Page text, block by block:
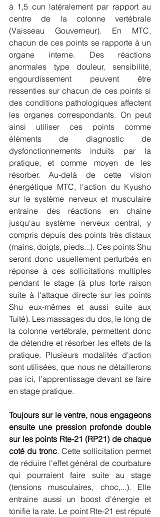
à 1,5 cun latéralement par rapport au
centre de la colonne vertébrale
(Vaisseau Gouverneur). En MTC,
chacun de ces points se rapporte à un
organe interne. Des réactions
anormales type douleur, sensibilité,
engourdissement peuvent être
ressenties sur chacun de ces points si
des conditions pathologiques affectent
les organes correspondants. On peut
ainsi utiliser ces points comme
éléments de diagnostic de
dysfonctionnements induits par la
pratique, et comme moyen de les
résorber. Au-delà de cette vision
énergétique MTC, l'action du Kyusho
sur le système nerveux et musculaire
entraine des réactions en chaine
jusqu'au système nerveux central, y
compris depuis des points très distaux
(mains, doigts, pieds...). Ces points Shu
seront donc usuellement perturbés en
réponse à ces sollicitations multiples
pendant le stage (à plus forte raison
suite à l'attaque directe sur les points
Shu eux-mêmes et aussi suite aux
Tuité). Les massages du dos, le long de
la colonne vertébrale, permettent donc
de détendre et résorber les effets de la
pratique. Plusieurs modalités d'action
sont utilisées, que nous ne détaillerons
pas ici, l'apprentissage devant se faire
en stage pratique.
Toujours sur le ventre, nous engageons
ensuite une pression profonde double
sur les points Rte-21 (RP21) de chaque
coté du tronc. Cette sollicitation permet
de réduire l'effet général de courbature
qui pourraient faire suite au stage
(tensions musculaires, choc,...). Elle
entraine aussi un boost d'énergie et
tonifie la rate. Le point Rte-21 est réputé